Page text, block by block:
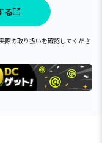
る
際の取り扱いを確認してくださ